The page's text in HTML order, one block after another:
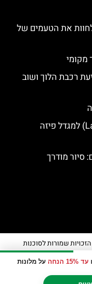
עד 15% הנחה
על מלונות
את הטעמים של
מקומי
רכבת הלוך ושוב
טיול מהעיר לה ספציה (La Spezia) למגדל פיזה
סיור מודרך
שמורות לסוכנות